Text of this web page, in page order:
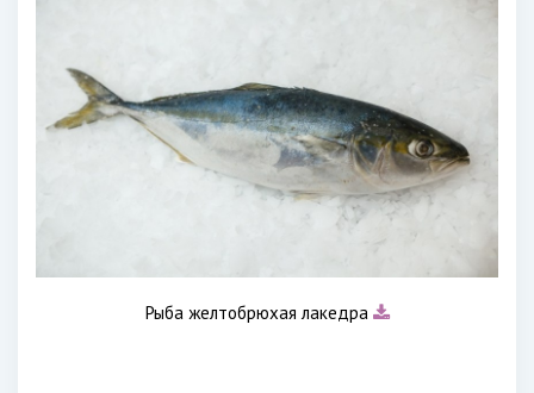
Рыба желтобрюхая лакедра